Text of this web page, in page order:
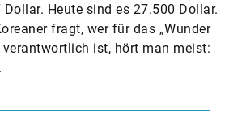
Heute sind es 27.500 Dollar.
fragt, wer für das „Wunder
verantwortlich ist, hört man meist: